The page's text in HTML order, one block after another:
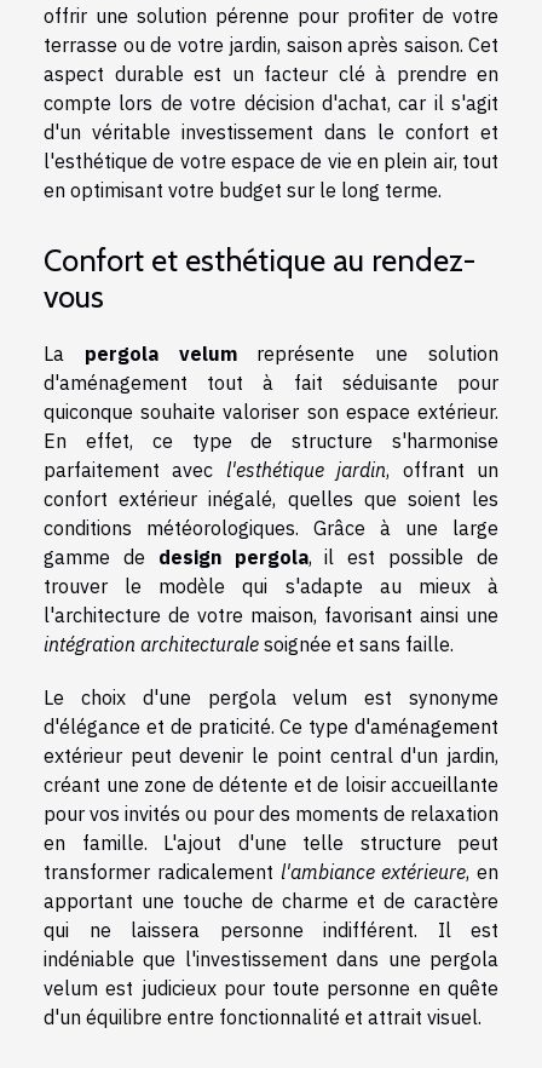
offrir une solution pérenne pour profiter de votre
terrasse ou de votre jardin, saison après saison. Cet
aspect durable est un facteur clé à prendre en
compte lors de votre décision d'achat, car il s'agit
d'un véritable investissement dans le confort et
l'esthétique de votre espace de vie en plein air, tout
en optimisant votre budget sur le long terme.
Confort et esthétique au rendez-
vous
La pergola velumreprésente une solution
d'aménagement tout à fait séduisante pour
quiconque souhaite valoriser son espace extérieur.
En effet, ce type de structure s'harmonise
parfaitement avec l'esthétique jardin, offrant un
confort extérieur inégalé, quelles que soient les
conditions météorologiques. Grâce à une large
gamme de design pergola, il est possible de
trouver le modèle qui s'adapte au mieux à
l'architecture de votre maison, favorisant ainsi une
intégration architecturale soignée et sans faille.
Le choix d'une pergola velum est synonyme
d'élégance et de praticité. Ce type d'aménagement
extérieur peut devenir le point central d'un jardin,
créant une zone de détente et de loisir accueillante
pour vos invités ou pour des moments de relaxation
en famille. L'ajout d'une telle structure peut
transformer radicalement l'ambiance extérieure, en
apportant une touche de charme et de caractère
qui ne laissera personne indifférent. Il est
indéniable que l'investissement dans une pergola
velum est judicieux pour toute personne en quête
d'un équilibre entre fonctionnalité et attrait visuel.